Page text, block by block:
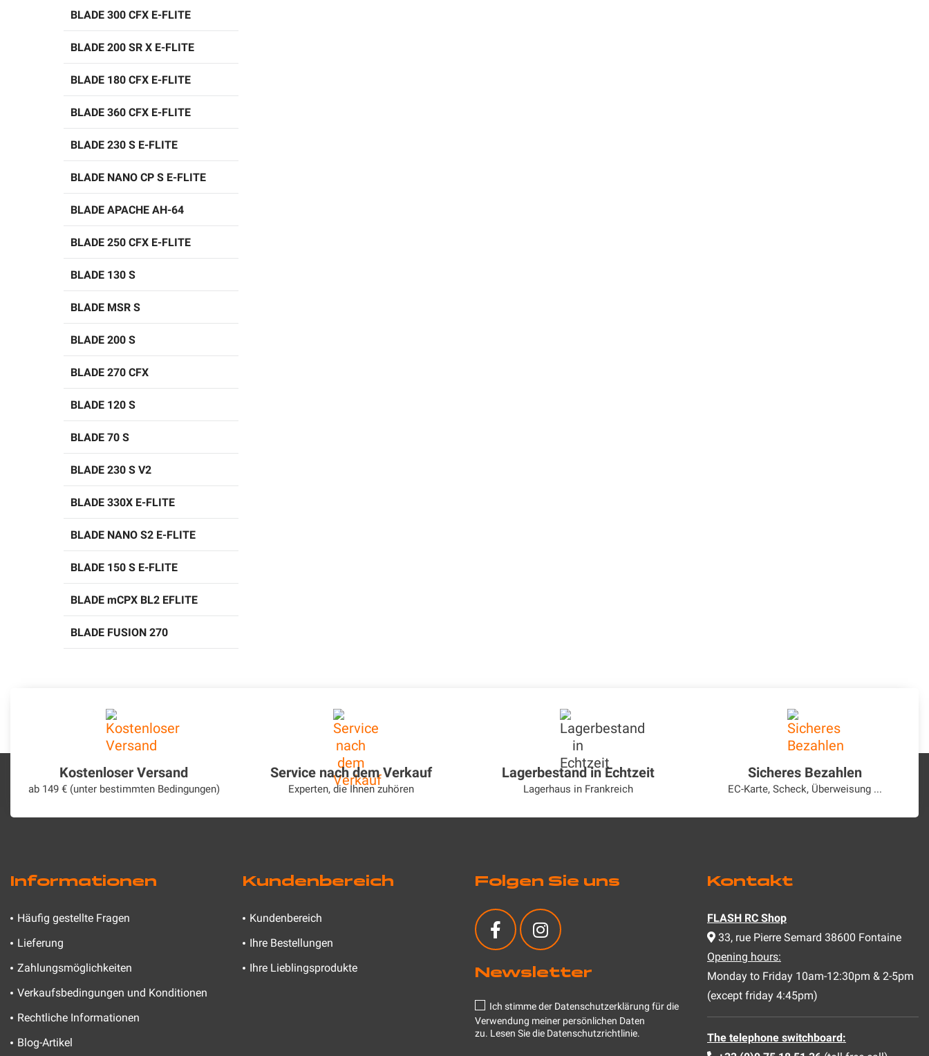
BLADE 300 CFX E-FLITE
BLADE 200 SR X E-FLITE
BLADE 180 CFX E-FLITE
BLADE 360 CFX E-FLITE
BLADE 230 S E-FLITE
BLADE NANO CP S E-FLITE
BLADE APACHE AH-64
BLADE 250 CFX E-FLITE
BLADE 130 S
BLADE MSR S
BLADE 200 S
BLADE 270 CFX
BLADE 120 S
BLADE 70 S
BLADE 230 S V2
BLADE 330X E-FLITE
BLADE NANO S2 E-FLITE
BLADE 150 S E-FLITE
BLADE mCPX BL2 EFLITE
BLADE FUSION 270
Kostenloser Versand
ab 149 € (unter bestimmten Bedingungen)
Service nach dem Verkauf
Experten, die Ihnen zuhören
Lagerbestand in Echtzeit
Lagerhaus in Frankreich
Sicheres Bezahlen
EC-Karte, Scheck, Überweisung ...
Informationen
Häufig gestellte Fragen
Lieferung
Zahlungsmöglichkeiten
Verkaufsbedingungen und Konditionen
Rechtliche Informationen
Blog-Artikel
Kundenbereich
Kundenbereich
Ihre Bestellungen
Ihre Lieblingsprodukte
Folgen Sie uns
Newsletter
Ich stimme der Datenschutzerklärung für die
Verwendung meiner persönlichen Daten
zu. Lesen Sie die Datenschutzrichtlinie.
Kontakt
FLASH RC Shop
33, rue Pierre Semard 38600 Fontaine
Opening hours:
Monday to Friday 10am-12:30pm & 2-5pm
(except friday 4:45pm)
The telephone switchboard: